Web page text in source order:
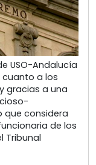
USO-Andalucía
cuanto a los
gracias a una
que considera
de los
Tribunal